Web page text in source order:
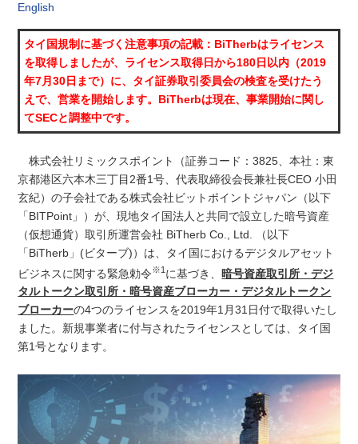
English
タイ国規制に基づく注意事項の記載：BiTherbはライセンス
を取得しましたが、ライセンス取得日から180日以内（2019
年7月30日まで）に、タイ証券取引委員会の検査を受けたう
えで、営業を開始します。BiTherbは現在、事業開始に関し
てSECと調整中です。
株式会社リミックスポイント（証券コード：3825、本社：東
京都港区六本木三丁目2番1号、代表取締役会長兼社長CEO 小田
玄紀）の子会社である株式会社ビットポイントジャパン（以下
「BITPoint」）が、現地タイ国法人と共同で設立した暗号資産
（仮想通貨）取引所運営会社 BiTherb Co., Ltd. （以下
「BiTherb」(ビターブ)）は、タイ国におけるデジタルアセット
ビジネスに関する緊急勅令※1 に基づき、暗号資産取引所・デジ
タルトークン取引所・暗号資産ブローカー・デジタルトークン
ブローカーの4つのライセンスを2019年1月31日付で取得いたし
ました。新規事業者に付与されたライセンスとしては、タイ国
第1号となります。